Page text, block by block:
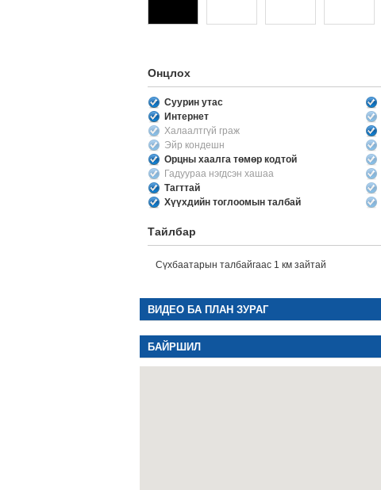
Онцлох
Суурин утас
Интернет
Халаалтгүй граж
Эйр кондешн
Орцны хаалга төмөр кодтой
Гадуураа нэгдсэн хашаа
Тагттай
Хүүхдийн тоглоомын талбай
Тайлбар
Сүхбаатарын талбайгаас 1 км зайтай
ВИДЕО БА ПЛАН ЗУРАГ
БАЙРШИЛ